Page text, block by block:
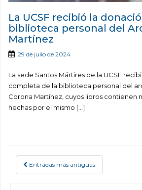
La UCSF recibió la
biblioteca personal del
Martínez
29 de julio de 2024
La sede Santos Mártires de la UCSF
completa de la biblioteca personal del
Corona Martínez, cuyos libros contienen
hechas por el mismo […]
POSTS NAVIGATION
Entradas más antiguas